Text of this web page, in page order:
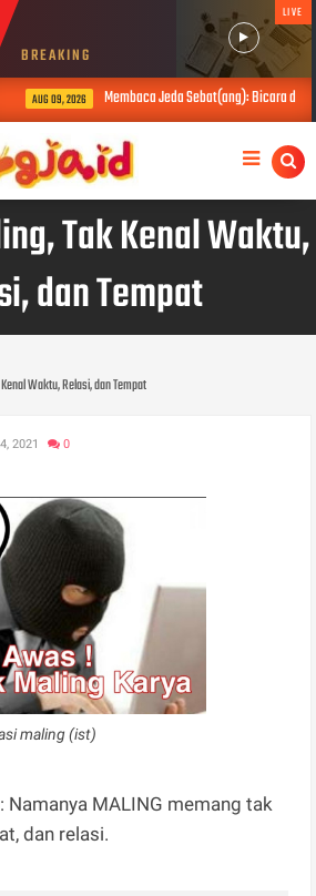
BREAKING
LIVE
AUG 09, 2026 Membaca Jeda Sebat(ang): Bicara di
Tak Kenal Waktu,
dan Tempat
Waktu, Relasi, dan Tempat
2021 0
maling (ist)
: Namanya MALING memang tak
dan relasi.